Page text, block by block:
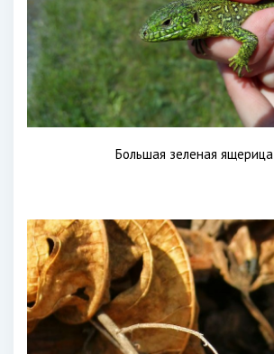
Большая зеленая ящерица